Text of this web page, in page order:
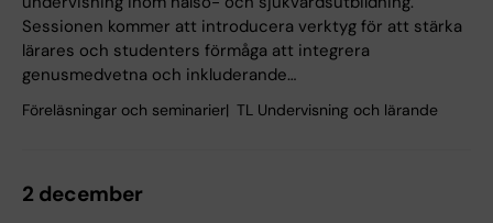
Sessionen kommer att introducera verktyg för att stärka
lärares och studenters förmåga att integrera
genusmedvetna och inkluderande…
Föreläsningar och seminarier TL Undervisning och lärande
2 december